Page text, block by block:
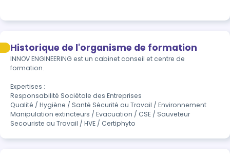
Historique de l'organisme de formation
INNOV ENGINEERING est un cabinet conseil et centre de
formation.
Expertises :
Responsabilité Sociétale des Entreprises
Qualité / Hygiène / Santé Sécurité au Travail / Environnement
Manipulation extincteurs / Evacuation / CSE / Sauveteur
Secouriste au Travail / HVE / Certiphyto